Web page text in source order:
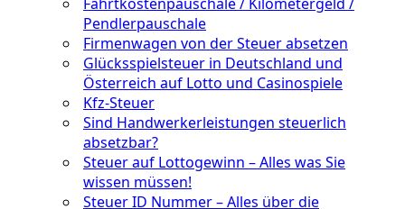
Pendlerpauschale
Firmenwagen von der Steuer absetzen
Glücksspielsteuer in Deutschland und
Österreich auf Lotto und Casinospiele
Kfz-Steuer
Sind Handwerkerleistungen steuerlich
absetzbar?
Steuer auf Lottogewinn – Alles was Sie
wissen müssen!
Steuer ID Nummer – Alles über die